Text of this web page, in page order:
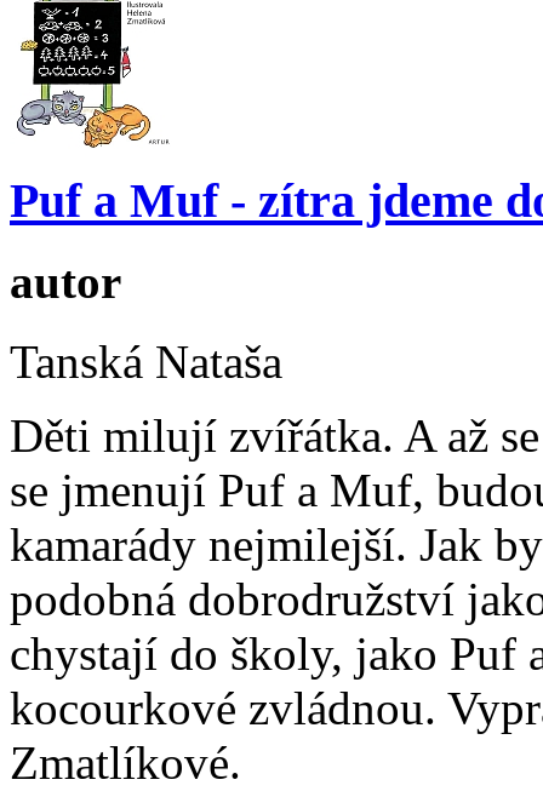
Puf a Muf - zítra jdeme
autor
Tanská Nataša
Děti milují zvířátka. A až
se jmenují Puf a Muf,
kamarády nejmilejší. Jak
podobná dobrodružství
chystají do školy, jako Puf
kocourkové zvládnou.
Zmatlíkové.